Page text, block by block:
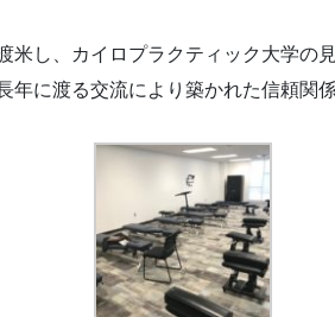
米し、カイロプラクティック大学の
年に渡る交流により築かれた信頼関